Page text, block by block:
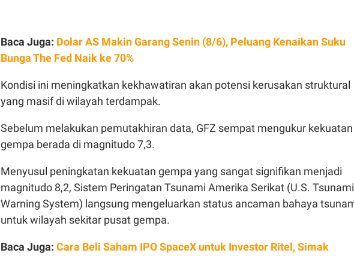
Baca Juga: Dolar AS Makin Garang Senin (8/6), Peluang Kenaikan Suku
Bunga The Fed Naik ke 70%
Kondisi ini meningkatkan kekhawatiran akan potensi kerusakan struktural
yang masif di wilayah terdampak.
Sebelum melakukan pemutakhiran data, GFZ sempat mengukur kekuatan
gempa berada di magnitudo 7,3.
Menyusul peningkatan kekuatan gempa yang sangat signifikan menjadi
magnitudo 8,2, Sistem Peringatan Tsunami Amerika Serikat (U.S. Tsunami
Warning System) langsung mengeluarkan status ancaman bahaya
untuk wilayah sekitar pusat gempa.
Baca Juga: Cara Beli Saham IPO SpaceX untuk Investor Ritel, Simak